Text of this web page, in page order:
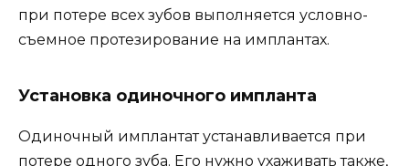
при потере всех зубов выполняется условно-
съемное протезирование на имплантах.
Установка одиночного импланта
Одиночный имплантат устанавливается при
потере одного зуба. Его нужно ухаживать также,